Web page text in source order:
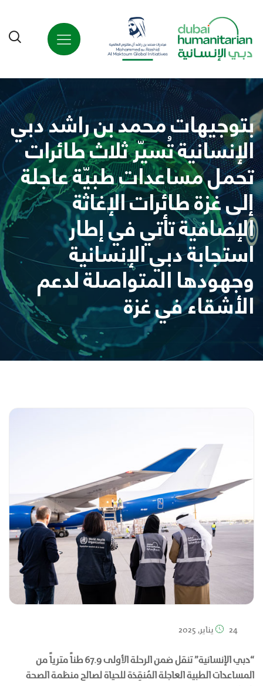
بتوجيهات محمد بن راشد دبي
الإنسانية تُسيّر ثلاث طائرات
تحمل مساعدات طبيّة عاجلة
إلى غزة طائرات الإغاثة
الإضافية تأتي في إطار
استجابة دبي الإنسانية
وجهودها المتواصلة لدعم
الأشقاء في غزة
24 يناير, 2025
“دبي الإنسانية” تنقل ضمن الرحلة الأولى 67.9 طناً مترياً من
المساعدات الطبية العاجلة المُنقِذة للحياة لصالح منظمة الصحة